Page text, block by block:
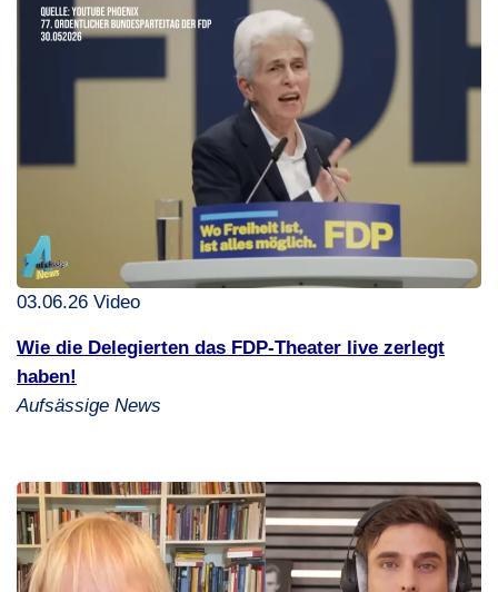
03.06.26 Video
Wie die Delegierten das FDP-Theater live zerlegt
haben!
Aufsässige News